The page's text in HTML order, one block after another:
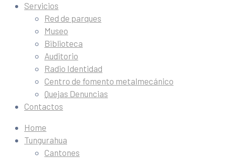
Servicios
Red de parques
Museo
Biblioteca
Auditorio
Radio Identidad
Centro de fomento metalmecánico
Quejas Denuncias
Contactos
Home
Tungurahua
Cantones